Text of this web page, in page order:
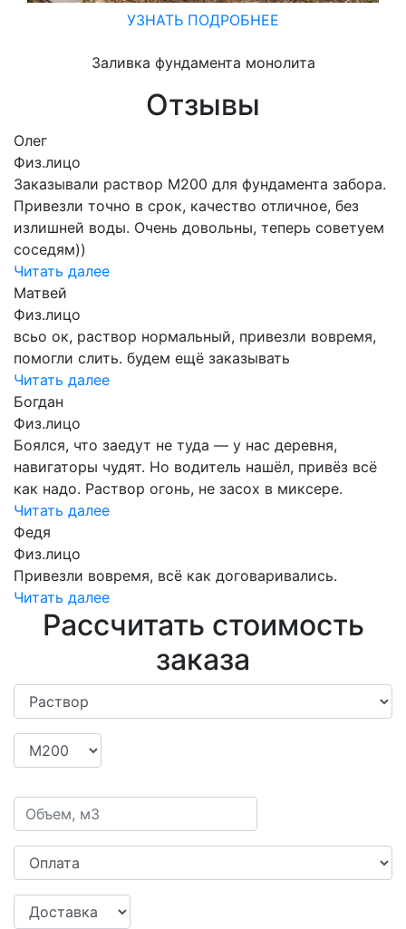
УЗНАТЬ ПОДРОБНЕЕ
Заливка фундамента монолита
Отзывы
Олег
Физ.лицо
Заказывали раствор М200 для фундамента забора.
Привезли точно в срок, качество отличное, без
излишней воды. Очень довольны, теперь советуем
соседям))
Читать далее
Матвей
Физ.лицо
всьо ок, раствор нормальный, привезли вовремя,
помогли слить. будем ещё заказывать
Читать далее
Богдан
Физ.лицо
Боялся, что заедут не туда — у нас деревня,
навигаторы чудят. Но водитель нашёл, привёз всё
как надо. Раствор огонь, не засох в миксере.
Читать далее
Федя
Физ.лицо
Привезли вовремя, всё как договаривались.
Читать далее
Рассчитать стоимость
заказа